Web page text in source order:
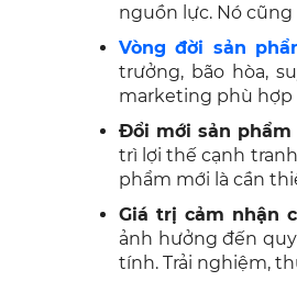
nguồn lực. Nó
Vòng đời sản
trưởng, bão hòa,
marketing phù hợp
Đổi mới sản phẩm
trì lợi thế cạnh
phẩm mới là cần
Giá trị cảm nhận
ảnh hưởng đến
tính. Trải nghiệm,